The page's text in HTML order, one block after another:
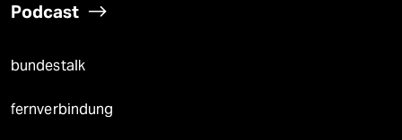
Podcast
bundestalk
fernverbindung